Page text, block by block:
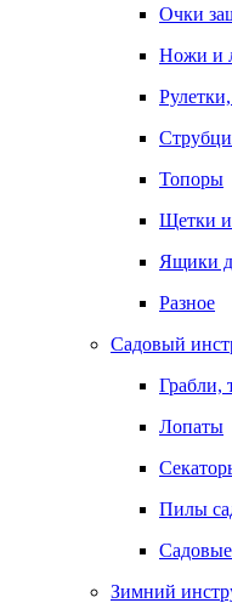
Очки
Ножи и
Топоры
Щетки
Ящики
Разное
Садовый
Грабли,
Лопаты
Пилы
Зимний